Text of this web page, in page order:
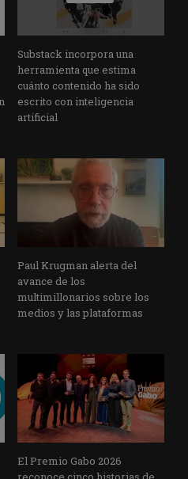
Substack incorpora una
herramienta que estima
cuánto contenido ha sido
escrito con inteligencia
artificial
Paul Krugman alerta del
avance de los
multimillonarios sobre los
medios y las plataformas
El Premio Gabo 2026